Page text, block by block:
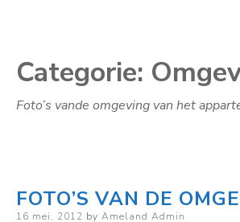
Categorie:
Foto’s vande omgeving van het
FOTO’S VAN DE
Posted
16 mei, 2012 by Ameland Admin